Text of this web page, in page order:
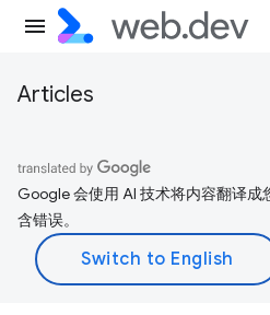
Articles
Google 会使用 AI 技术将内容翻译成
含错误。